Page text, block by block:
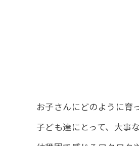
お子さんにどのように育
子ども達にとって、大事